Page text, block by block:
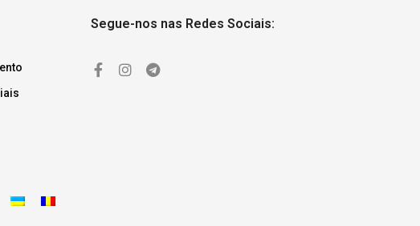
Segue-nos nas Redes Sociais: